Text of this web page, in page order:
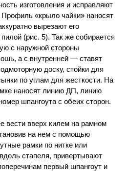
изготовления и исправляют
«крыло чайки» наносят
вырезают его
(рис. 5). Так же собирается
с наружной стороны
а с внутренней — ставят
доску, стойки для
по углам для жесткости. На
наносят линию ДП, линию
шпангоута с обеих сторон.
вести вверх килем на рамном
на нем с помощью
рамки по нитке или
стапеля, привертывают
первый шпангоут и